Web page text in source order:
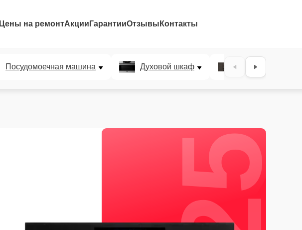
Цены на ремонтАкции ГарантииОтзывы Контакты
Посудомоечная машина Духовой шкаф Варочная
25%